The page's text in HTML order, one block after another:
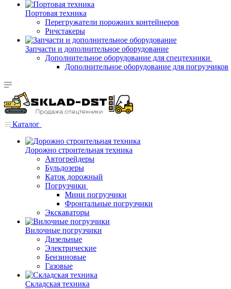
Портовая техника
Перегружатели порожних контейнеров
Ричстакеры
Запчасти и дополнительное оборудование
Дополнительное оборудование для спецтехники
Дополнительное оборудование для погрузчиков
Каталог
Дорожно строительная техника
Автогрейдеры
Бульдозеры
Каток дорожный
Погрузчики
Мини погрузчики
Фронтальные погрузчики
Экскаваторы
Вилочные погрузчики
Дизельные
Электрические
Бензиновые
Газовые
Складская техника